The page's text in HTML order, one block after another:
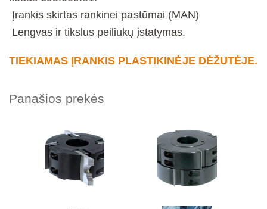
Įrankis skirtas rankinei pastūmai (MAN)
Lengvas ir tikslus peiliukų įstatymas.
TIEKIAMAS ĮRANKIS PLASTIKINĖJE DĖŽUTĖJE.
Panašios prekės